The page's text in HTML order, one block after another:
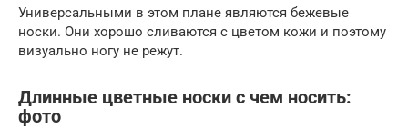
Универсальными в этом плане являются бежевые
носки. Они хорошо сливаются с цветом кожи и поэтому
визуально ногу не режут.
Длинные цветные носки с чем носить:
фото